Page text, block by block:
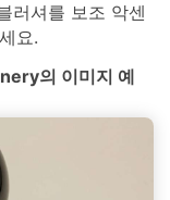
러셔를 보조 악센
요.
의 이미지 예